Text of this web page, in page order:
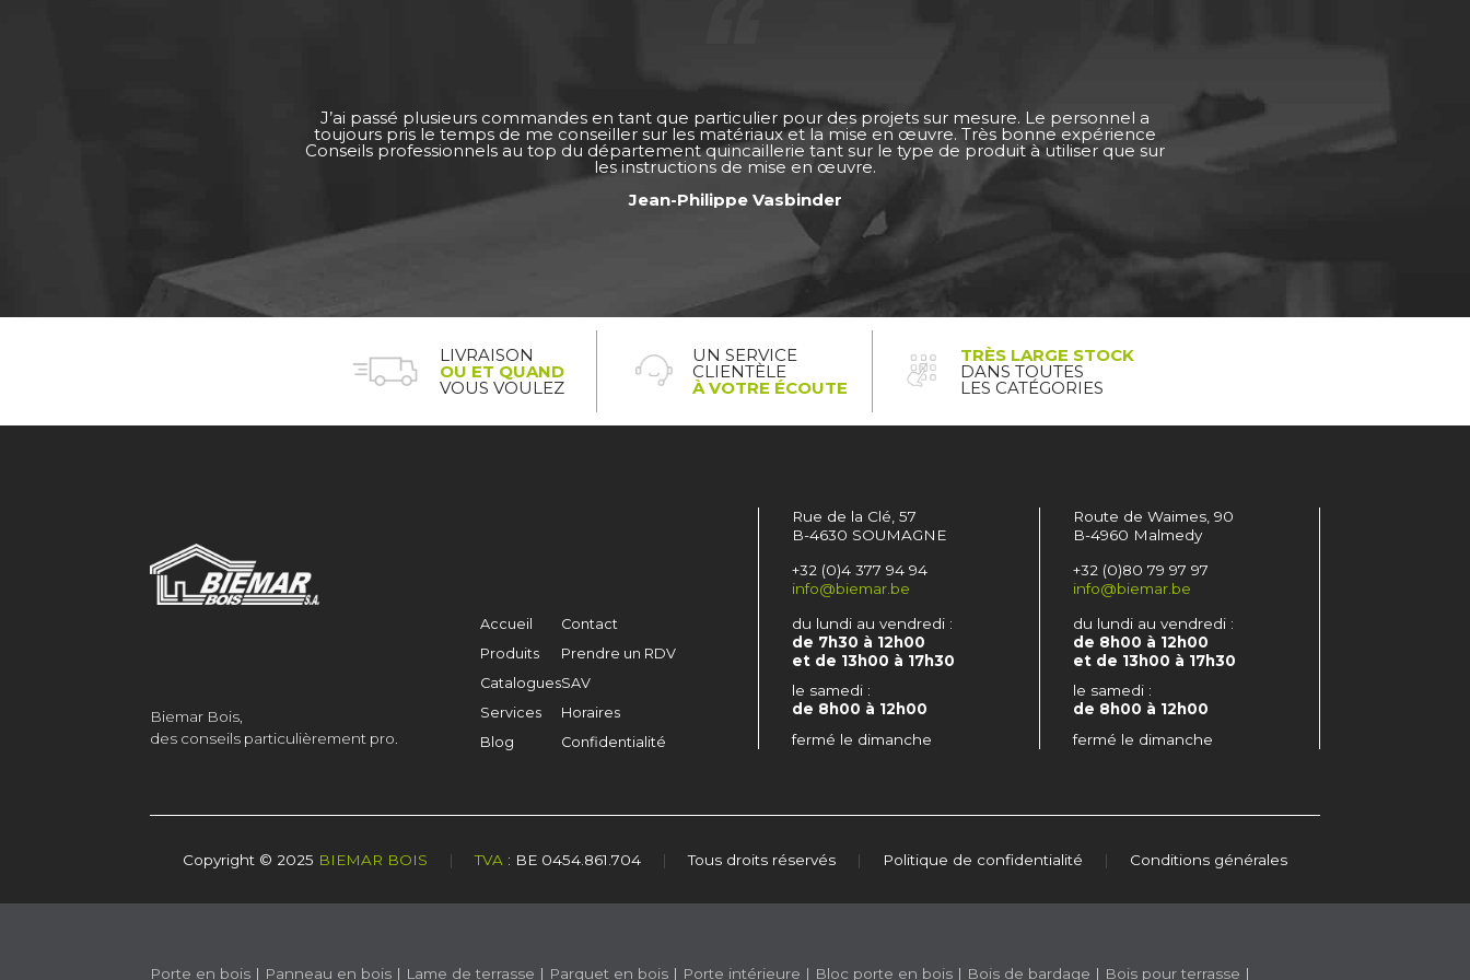
J’ai passé plusieurs commandes en tant que particulier pour des projets sur mesure. Le personnel a
toujours pris le temps de me conseiller sur les matériaux et la mise en œuvre. Très bonne expérience
Conseils professionnels au top du département quincaillerie tant sur le type de produit à utiliser que sur
les instructions de mise en œuvre.
Jean-Philippe Vasbinder
LIVRAISON
OU ET QUAND
VOUS VOULEZ
UN SERVICE
CLIENTÈLE
À VOTRE ÉCOUTE
TRÈS LARGE STOCK
DANS TOUTES
LES CATÉGORIES
Biemar Bois,
des conseils particulièrement pro.
Accueil
Produits
Catalogues
Services
Blog
Contact
Prendre un RDV
SAV
Horaires
Confidentialité
Rue de la Clé, 57
B-4630 SOUMAGNE
+32 (0)4 377 94 94
info@biemar.be
du lundi au vendredi :
de 7h30 à 12h00
et de 13h00 à 17h30
le samedi :
de 8h00 à 12h00
fermé le dimanche
Route de Waimes, 90
B-4960 Malmedy
+32 (0)80 79 97 97
info@biemar.be
du lundi au vendredi :
de 8h00 à 12h00
et de 13h00 à 17h30
le samedi :
de 8h00 à 12h00
fermé le dimanche
Copyright © 2025 BIEMAR BOIS | TVA : BE 0454.861.704 | Tous droits réservés | Politique de confidentialité | Conditions générales
Porte en bois | Panneau en bois | Lame de terrasse | Parquet en bois | Porte intérieure | Bloc porte en bois | Bois de bardage | Bois pour terrasse |